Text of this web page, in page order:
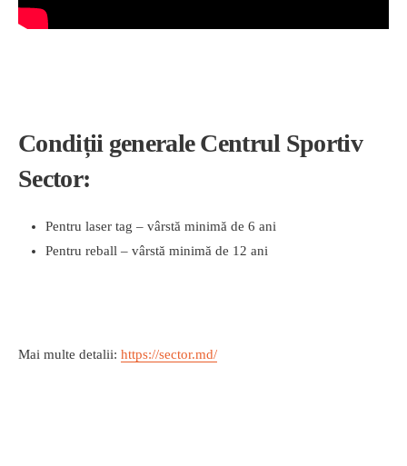
Condiții generale Centrul Sportiv
Sector:
Pentru laser tag – vârstă minimă de 6 ani
Pentru reball – vârstă minimă de 12 ani
Mai multe detalii: https://sector.md/